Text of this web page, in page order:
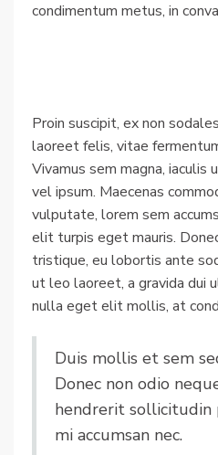
condimentum metus, in
Proin suscipit, ex non
laoreet felis, vitae
Vivamus sem magna, iaculis
vel ipsum. Maecenas
vulputate, lorem sem
elit turpis eget mauris.
tristique, eu lobortis ante
ut leo laoreet, a gravida dui
nulla eget elit mollis, at
Duis mollis et sem
Donec non odio
hendrerit
mi accumsan nec.